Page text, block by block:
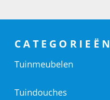
CATEGORIEËN
Tuinmeubelen
Tuindouches